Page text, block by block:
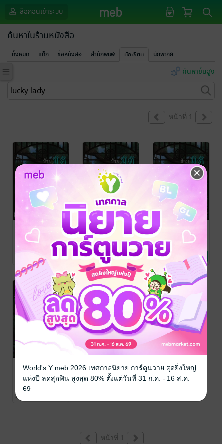
ล็อกอินเข้าระบบ
ค้นหาในร้านหนังสือ
ทั้งหมด แท็ก ชื่อหนังสือ สำนักพิมพ์ นักเขียน นักพากย์
ค้นหาขั้นสูง
หน้าที่ 1
ข้ามมิติ มาเป็น
คุณแม่เลี้ยง
เดี่ยว (เล่ม 4
และ 5)
Lucky Lady
นิยายรักจีนโบราณ
ข้ามมิติ มาเป็น
คุณแม่เลี้ยง
เดี่ยว (เล่ม 3)
Lucky Lady
นิยายรักจีนโบราณ
10 Rating
ข้ามมิติ มาเป็น
คุณแม่เลี้ยง
เดี่ยว (เล่ม 2)
Lucky Lady
นิยายรักจีนโบราณ
8 Rating
คุณแม่เลี้ยง
เดี่ยว (เล่ม 1)
Lucky Lady
นิยายแฟนตาซี
11 Rating
หน้าที่ 1
World's Y meb 2026 เทศกาลนิยาย การ์ตูนวาย สุดยิ่งใหญ่
แห่งปี ลดสุดฟิน สูงสุด 80% ตั้งแต่วันที่ 31 ก.ค. - 16 ส.ค.
69